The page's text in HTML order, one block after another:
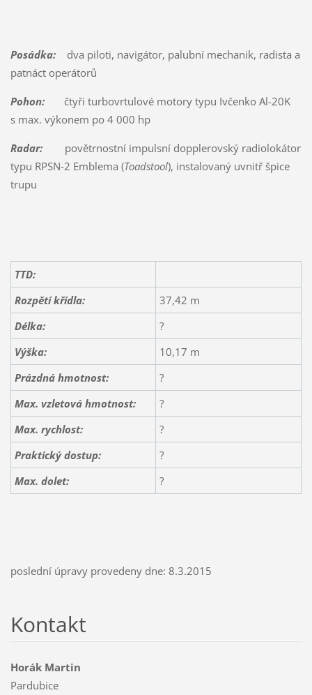
Posádka:dva piloti, navigátor, palubní mechanik, radista a
patnáct operátorů
Pohon:čtyři turbovrtulové motory typu Ivčenko Al-20K
s max. výkonem po 4 000 hp
Radar:povětrnostní impulsní dopplerovský radiolokátor
typu RPSN-2 Emblema (Toadstool), instalovaný uvnitř špice
trupu
TTD:
Rozpětí křídla:
37,42 m
Délka:
?
Výška:
10,17 m
Prázdná hmotnost:
?
Max. vzletová hmotnost:
?
Max. rychlost:
?
Praktický dostup:
?
Max. dolet:
?
poslední úpravy provedeny dne: 8.3.2015
Kontakt
Horák Martin
Pardubice